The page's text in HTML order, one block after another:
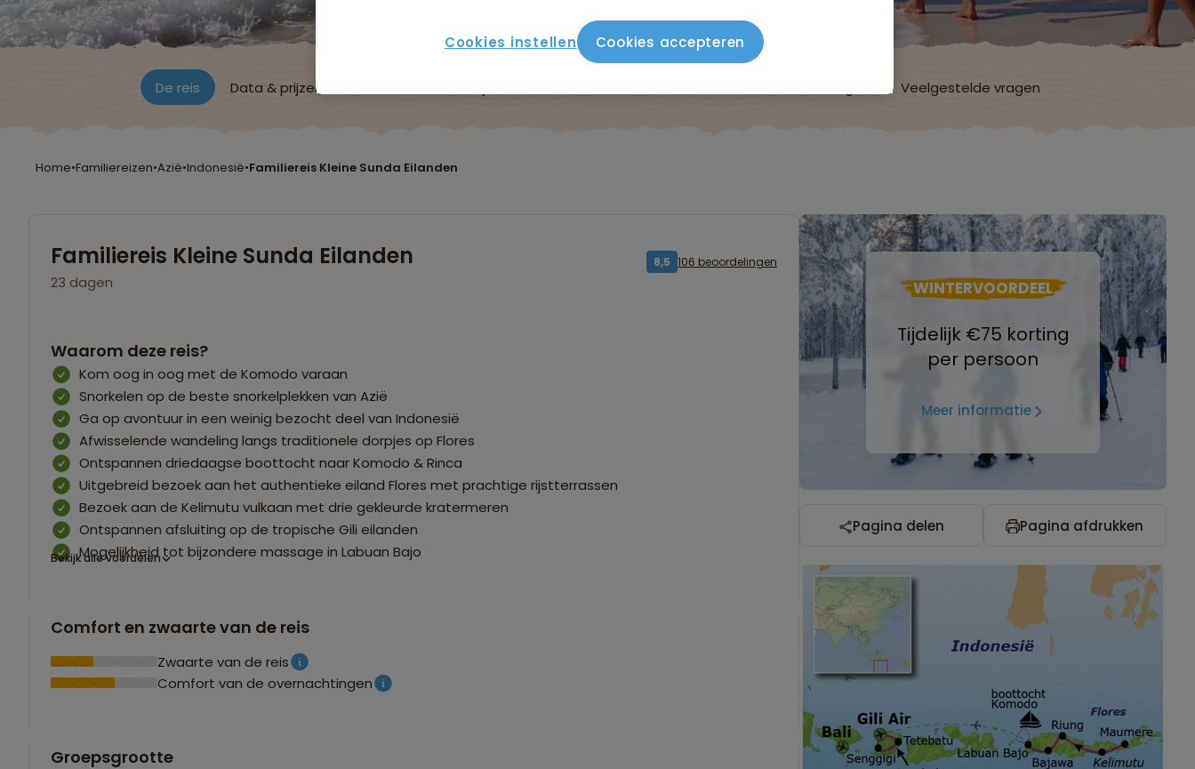
De reis Data & prijzen Veelgestelde vragen
Home•Familiereizen•Azië•Indonesië•Familiereis Kleine Sunda Eilanden
Familiereis Kleine Sunda Eilanden
23 dagen
8,5 106 beoordelingen
Waarom deze reis?
Kom oog in oog met de Komodo varaan
Snorkelen op de beste snorkelplekken van Azië
Ga op avontuur in een weinig bezocht deel van Indonesië
Afwisselende wandeling langs traditionele dorpjes op Flores
Ontspannen driedaagse boottocht naar Komodo & Rinca
Uitgebreid bezoek aan het authentieke eiland Flores met prachtige rijstterrassen
Bezoek aan de Kelimutu vulkaan met drie gekleurde kratermeren
Ontspannen afsluiting op de tropische Gili eilanden
Mogelijkheid tot bijzondere massage in Labuan Bajo
Bekijk alle voordelen
Comfort en zwaarte van de reis
Zwaarte van de reis
Comfort van de overnachtingen
Groepsgrootte
WINTERVOORDEEL
Tijdelijk €75 korting
per persoon
Meer informatie
Pagina delen Pagina afdrukken
Cookies instellen Cookies accepteren